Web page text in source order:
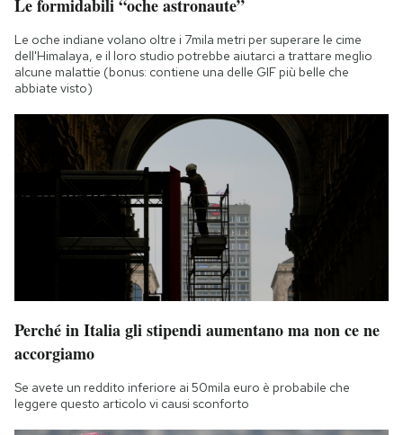
Le formidabili “oche astronaute”
Le oche indiane volano oltre i 7mila metri per superare le cime
dell'Himalaya, e il loro studio potrebbe aiutarci a trattare meglio
alcune malattie (bonus: contiene una delle GIF più belle che
abbiate visto)
Perché in Italia gli stipendi aumentano ma non ce ne
accorgiamo
Se avete un reddito inferiore ai 50mila euro è probabile che
leggere questo articolo vi causi sconforto